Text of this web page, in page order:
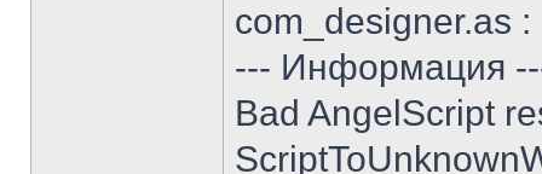
com_designer.as
--- Информация
Bad AngelScript